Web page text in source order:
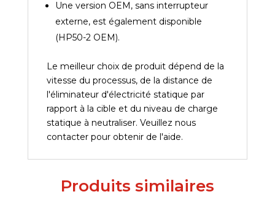
Une version OEM, sans interrupteur
externe, est également disponible
(HP50-2 OEM).
Le meilleur choix de produit dépend de la
vitesse du processus, de la distance de
l'éliminateur d'électricité statique par
rapport à la cible et du niveau de charge
statique à neutraliser. Veuillez nous
contacter pour obtenir de l'aide.
Produits similaires